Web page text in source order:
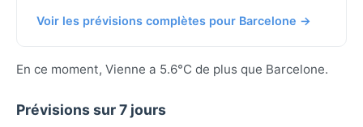
Voir les prévisions complètes pour Barcelone →
En ce moment, Vienne a 5.6°C de plus que Barcelone.
Prévisions sur 7 jours